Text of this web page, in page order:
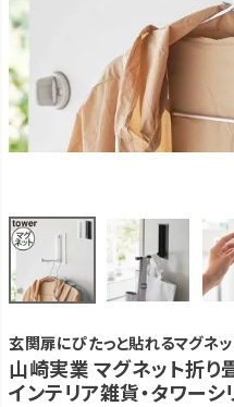
玄関扉にぴたっと貼れるマグネ
山崎実業 マグネット折り
インテリア雑貨・タワーシ